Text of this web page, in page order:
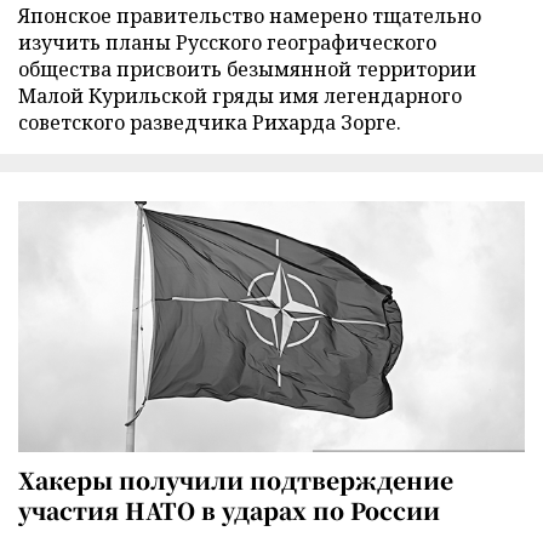
Японское правительство намерено тщательно
изучить планы Русского географического
общества присвоить безымянной территории
Малой Курильской гряды имя легендарного
советского разведчика Рихарда Зорге.
Хакеры получили подтверждение
участия НАТО в ударах по России